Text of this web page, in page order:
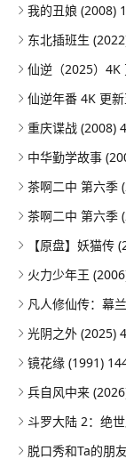
我的丑娘 (2008)
东北插班生
仙逆（2025）4K
仙逆年番 4K 更
重庆谍战 (2008)
中华勤学故事
茶啊二中 第六季
茶啊二中 第六季
火力少年王
光阴之外 (2025)
镜花缘 (1991)